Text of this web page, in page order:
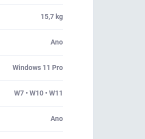
15,7 kg
Ano
Windows 11 Pro
W7 • W10 • W11
Ano